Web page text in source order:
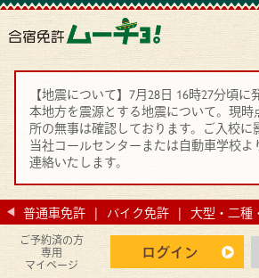
【地震について】7月28日 16時27分頃
本地方を震源とする地震について。現時
所の無事は確認しております。ご入校に
当社コールセンターまたは自動車学校
連絡いたします。
普通車免許 バイク免許 大型・二種
ご予約済の方
専用
マイページ
ログイン